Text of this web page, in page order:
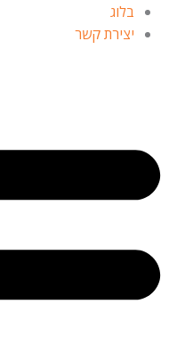
בלוג
יצירת קשר